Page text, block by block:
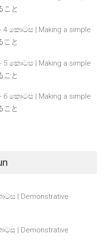
こと
Page
කොටස | Making a simple
こと
Page
කොටස | Making a simple
こと
Page
කොටස | Making a simple
こと
Page
| Demonstrative
| Demonstrative